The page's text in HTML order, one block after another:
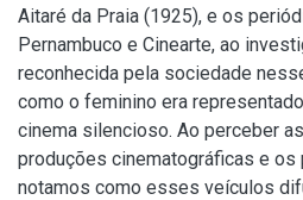
Aitaré da Praia (1925), e os
Pernambuco e Cinearte, ao
reconhecida pela sociedade
como o feminino era
cinema silencioso. Ao perceber
produções cinematográficas e
notamos como esses veículos